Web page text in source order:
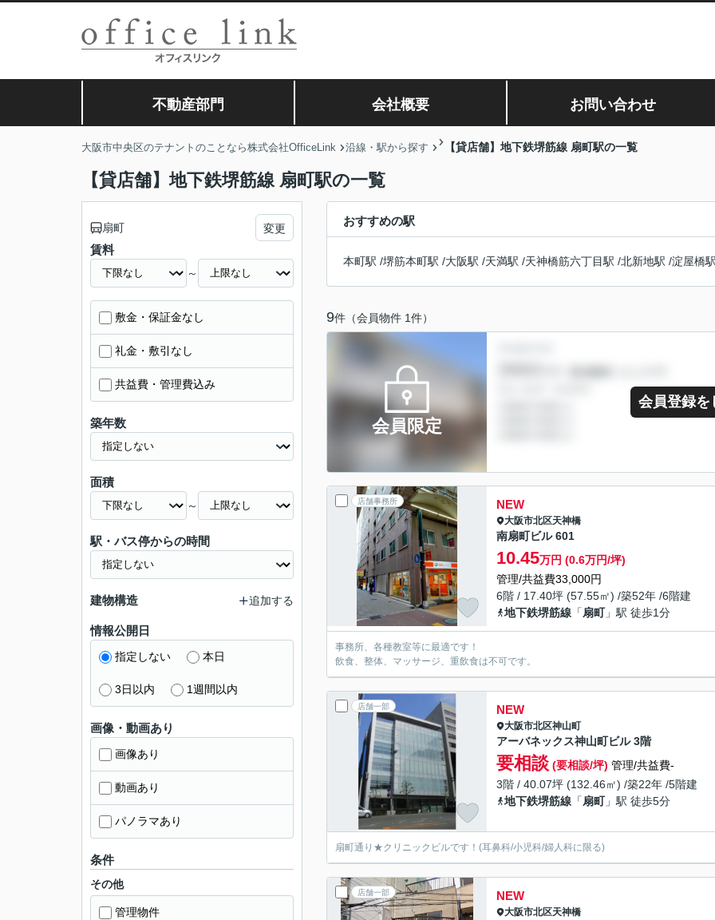
不動産部門 会社概要 お問い合わせ
大阪市中央区のテナントのことなら株式会社OfficeLink 沿線・駅から探す 【貸店舗】地下鉄堺筋線 扇町駅の一覧
【貸店舗】地下鉄堺筋線 扇町駅の一覧
おすすめの駅
本町駅 /堺筋本町駅 /大阪駅 /天満駅 /天神橋筋六丁目駅 /北新地駅 /淀屋橋
9件（会員物件 1件）
会員限定
会員登録を
店舗事務所 NEW
大阪市北区天神橋
南扇町ビル 601
10.45万円 (0.6万円/坪)
管理/共益費33,000円
6階 / 17.40坪 (57.55㎡) /築52年 /6階建
地下鉄堺筋線 「扇町」駅 徒歩1分
事務所、各種教室等に最適です！
飲食、整体、マッサージ、重飲食は不可です。
店舗一部 NEW
大阪市北区神山町
アーバネックス神山町ビル 3階
要相談 (要相談/坪) 管理/共益費-
3階 / 40.07坪 (132.46㎡) /築22年 /5階建
地下鉄堺筋線 「扇町」駅 徒歩5分
扇町通り★クリニックビルです！(耳鼻科/小児科/婦人科に限る)
店舗一部 NEW
大阪市北区天神橋
扇町 変更
賃料
～
敷金・保証金なし
礼金・敷引なし
共益費・管理費込み
築年数
面積
～
駅・バス停からの時間
建物構造 追加する
情報公開日
指定しない 本日
3日以内 1週間以内
画像・動画あり
画像あり
動画あり
パノラマあり
条件
その他
管理物件